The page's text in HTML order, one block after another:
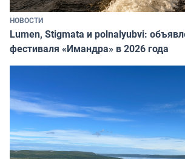
НОВОСТИ
Lumen, Stigmata и polnalyubvi:
фестиваля «Имандра» в 2026 года